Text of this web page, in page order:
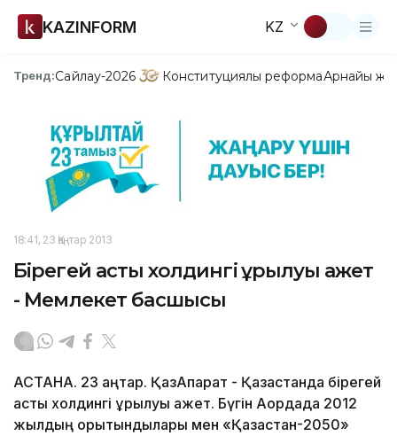
KAZINFORM KZ
Тренд:Сайлау-2026 Конституциялық реформаАрнайы
18:41, 23 Қаңтар 2013
Бірегей астық холдингі құрылуы қажет
- Мемлекет басшысы
АСТАНА. 23 қаңтар. ҚазАқпарат - Қазақстанда бірегей
астық холдингі құрылуы қажет. Бүгін Ақордада 2012
жылдың қорытындылары мен «Қазақстан-2050»